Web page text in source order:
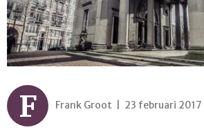
F Frank Groot | 23 februari 2017